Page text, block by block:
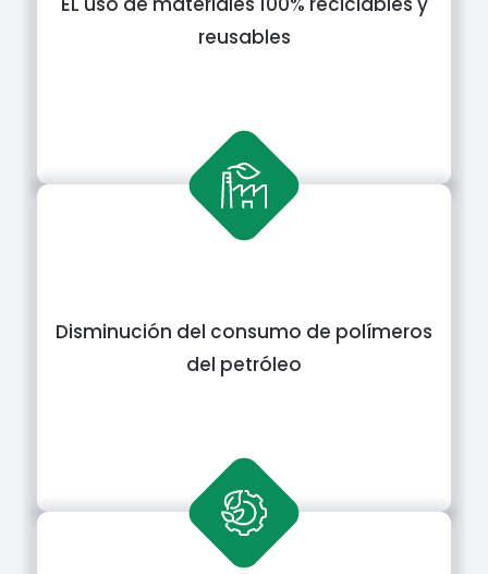
reusables
Disminución del consumo de polímeros
del petróleo